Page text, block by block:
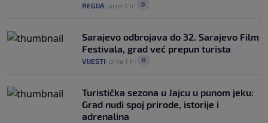
REGIJA prije 1 h 0
Sarajevo odbrojava do 32. Sarajevo Film
Festivala, grad već prepun turista
VIJESTI prije 1 h 0
Turistička sezona u Jajcu u punom jeku:
Grad nudi spoj prirode, istorije i
adrenalina